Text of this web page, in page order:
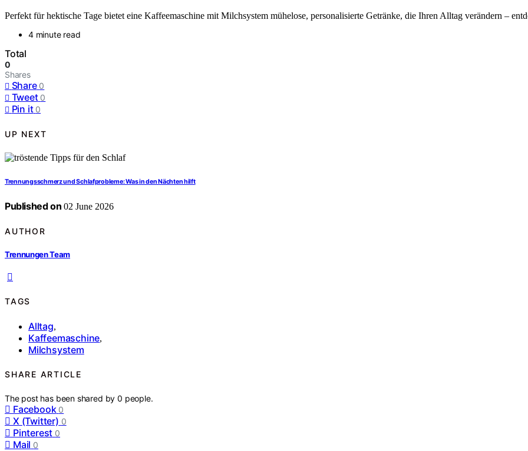
Perfekt für hektische Tage bietet eine Kaffeemaschine mit Milchsystem mühelose, personalisierte Getränke, die Ihren Alltag verändern –
4 minute read
Total
0
Shares
Share 0
Tweet 0
Pin it 0
UP NEXT
Trennungsschmerz und Schlafprobleme: Was in den Nächten hilft
Published on 02 June 2026
AUTHOR
Trennungen Team
TAGS
Alltag,
Kaffeemaschine,
Milchsystem
SHARE ARTICLE
The post has been shared by0 people.
Facebook 0
X (Twitter) 0
Pinterest 0
Mail 0